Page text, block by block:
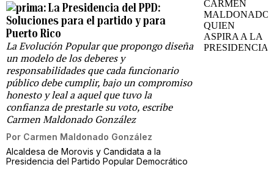
La Presidencia del PPD:
Soluciones para el partido y para
Puerto Rico
La Evolución Popular que propongo diseña
un modelo de los deberes y
responsabilidades que cada funcionario
público debe cumplir, bajo un compromiso
honesto y leal a aquel que tuvo la
confianza de prestarle su voto, escribe
Carmen Maldonado González
Por Carmen Maldonado González
Alcaldesa de Morovis y Candidata a la
Presidencia del Partido Popular Democrático